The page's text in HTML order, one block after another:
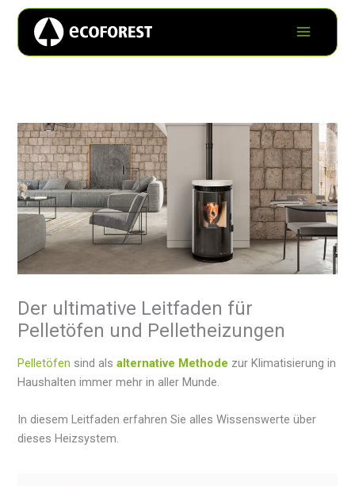
Der ultimative Leitfaden für
Pelletöfen und Pelletheizungen
Pelletöfen sind alsalternative Methode zur Klimatisierung in
Haushalten immer mehr in aller Munde.
In diesem Leitfaden erfahren Sie alles Wissenswerte über
dieses Heizsystem.